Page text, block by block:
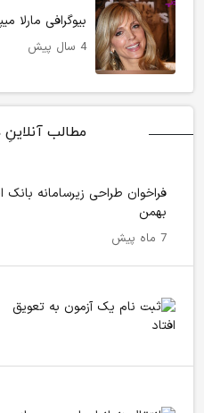
بیوگرافی مارلا
4 سال پیش
مطالب
بهمن
7 ماه پیش